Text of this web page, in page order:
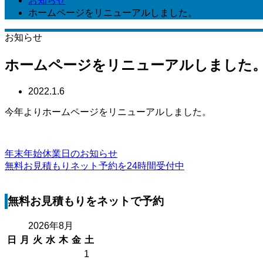
ホームページをリニューアルしました。
お知らせ
ホームページをリニューアルしました
2022.1.6
今年よりホームページをリニューアルしました。
年末年始休業日のお知らせ
無料お見積もりネット予約を24時間受付中
無料お見積もりをネットで予約
2026年8月
日
月 火 水 木 金 土
1